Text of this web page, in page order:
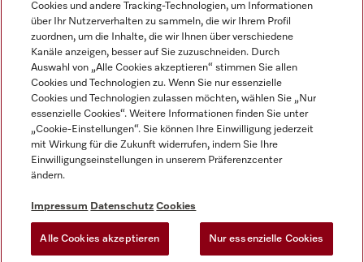
Impressum
AGB
Datenschutz
Nutzungsbedingungen
Gesetzen über digitale Dienste
Cookie-Einstellungen
Cookies und andere Tracking-Technologien, um Informationen
über Ihr Nutzerverhalten zu sammeln, die wir Ihrem Profil
zuordnen, um die Inhalte, die wir Ihnen über verschiedene
Kanäle anzeigen, besser auf Sie zuzuschneiden. Durch
Auswahl von „Alle Cookies akzeptieren“ stimmen Sie allen
Cookies und Technologien zu. Wenn Sie nur essenzielle
Cookies und Technologien zulassen möchten, wählen Sie „Nur
essenzielle Cookies“. Weitere Informationen finden Sie unter
„Cookie-Einstellungen“. Sie können Ihre Einwilligung jederzeit
mit Wirkung für die Zukunft widerrufen, indem Sie Ihre
Einwilligungseinstellungen in unserem Präferenzcenter
ändern.
Impressum Datenschutz Cookies
Alle Cookies akzeptieren Nur essenzielle Cookies